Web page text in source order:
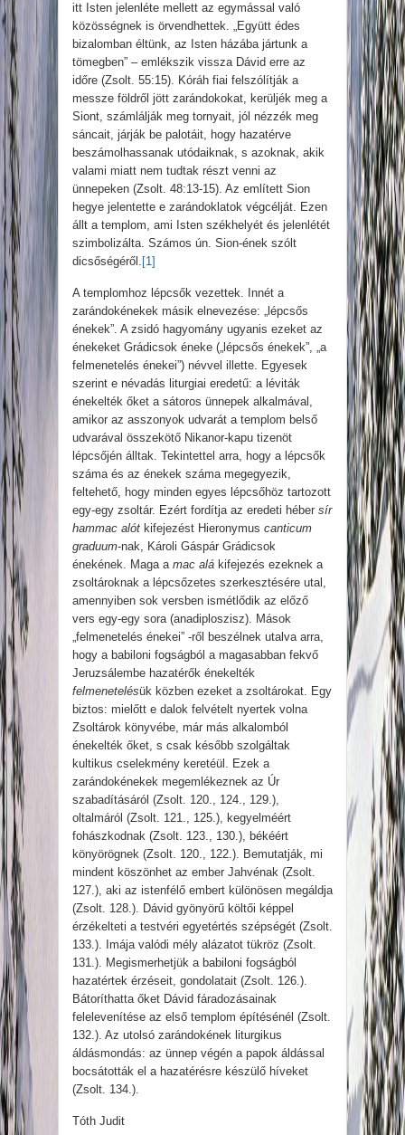
itt Isten jelenléte mellett az egymással való
közösségnek is örvendhettek. „Együtt édes
bizalomban éltünk, az Isten házába jártunk a
tömegben” – emlékszik vissza Dávid erre az
időre (Zsolt. 55:15). Kóráh fiai felszólítják a
messze földről jött zarándokokat, kerüljék meg a
Siont, számlálják meg tornyait, jól nézzék meg
sáncait, járják be palotáit, hogy hazatérve
beszámolhassanak utódaiknak, s azoknak, akik
valami miatt nem tudtak részt venni az
ünnepeken (Zsolt. 48:13-15). Az említett Sion
hegye jelentette e zarándoklatok végcélját. Ezen
állt a templom, ami Isten székhelyét és jelenlétét
szimbolizálta. Számos ún. Sion-ének szólt
dicsőségéről. [1]
A templomhoz lépcsők vezettek. Innét a
zarándokénekek másik elnevezése: „lépcsős
énekek”. A zsidó hagyomány ugyanis ezeket az
énekeket Grádicsok éneke („lépcsős énekek”, „a
felmenetelés énekei”) névvel illette. Egyesek
szerint e névadás liturgiai eredetű: a léviták
énekelték őket a sátoros ünnepek alkalmával,
amikor az asszonyok udvarát a templom belső
udvarával összekötő Nikanor-kapu tizenöt
lépcsőjén álltak. Tekintettel arra, hogy a lépcsők
száma és az énekek száma megegyezik,
feltehető, hogy minden egyes lépcsőhöz tartozott
egy-egy zsoltár. Ezért fordítja az eredeti héber sír
hammac alót kifejezést Hieronymus canticum
graduum-nak, Károli Gáspár Grádicsok
énekének. Maga a mac alá kifejezés ezeknek a
zsoltároknak a lépcsőzetes szerkesztésére utal,
amennyiben sok versben ismétlődik az előző
vers egy-egy sora (anadiploszisz). Mások
„felmenetelés énekei” -ről beszélnek utalva arra,
hogy a babiloni fogságból a magasabban fekvő
Jeruzsálembe hazatérők énekelték
felmenetelésük közben ezeket a zsoltárokat. Egy
biztos: mielőtt e dalok felvételt nyertek volna
Zsoltárok könyvébe, már más alkalomból
énekelték őket, s csak később szolgáltak
kultikus cselekmény keretéül. Ezek a
zarándokénekek megemlékeznek az Úr
szabadításáról (Zsolt. 120., 124., 129.),
oltalmáról (Zsolt. 121., 125.), kegyelméért
fohászkodnak (Zsolt. 123., 130.), békéért
könyörögnek (Zsolt. 120., 122.). Bemutatják, mi
mindent köszönhet az ember Jahvénak (Zsolt.
127.), aki az istenfélő embert különösen megáldja
(Zsolt. 128.). Dávid gyönyörű költői képpel
érzékelteti a testvéri egyetértés szépségét (Zsolt.
133.). Imája valódi mély alázatot tükröz (Zsolt.
131.). Megismerhetjük a babiloni fogságból
hazatértek érzéseit, gondolatait (Zsolt. 126.).
Bátoríthatta őket Dávid fáradozásainak
felelevenítése az első templom építésénél (Zsolt.
132.). Az utolsó zarándokének liturgikus
áldásmondás: az ünnep végén a papok áldással
bocsátották el a hazatérésre készülő híveket
(Zsolt. 134.).
Tóth Judit